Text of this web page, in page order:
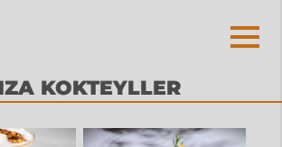
KOKTEYLLER